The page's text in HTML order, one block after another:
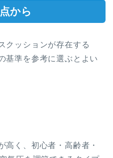
から
クッションが存在する
基準を参考に選ぶとよい
高く、初心者・高齢者・